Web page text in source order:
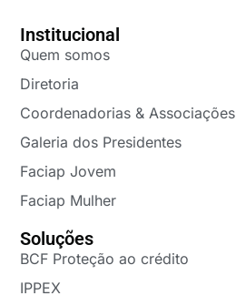
Institucional
Quem somos
Diretoria
Coordenadorias & Associações
Galeria dos Presidentes
Faciap Jovem
Faciap Mulher
Soluções
BCF Proteção ao crédito
IPPEX